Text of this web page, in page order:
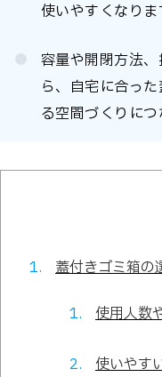
使いやすくなりま
容量や開閉方法
ら、自宅に合っ
る空間づくりにつ
蓋付きゴミ箱の
使用人数
使いやす